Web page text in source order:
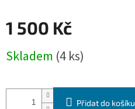
1 500 Kč
cena:
Skladem (4 ks)
Přidat do košíku